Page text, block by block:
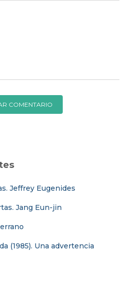
Jeffrey Eugenides
Jang Eun-jin
(1985). Una advertencia